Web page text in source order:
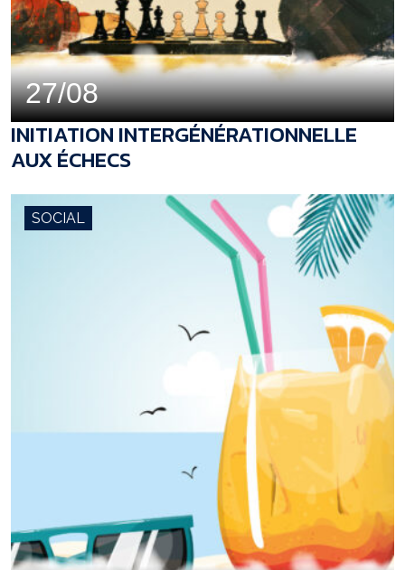
27/08
INITIATION INTERGÉNÉRATIONNELLE
AUX ÉCHECS
SOCIAL